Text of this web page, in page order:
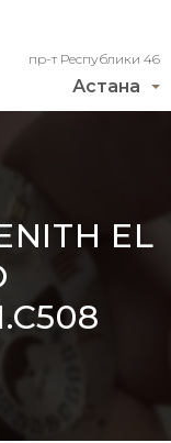
Астана
пр-т Республики 46
EL